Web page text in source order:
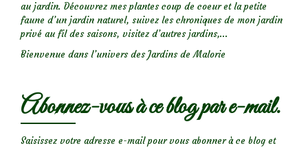
au jardin. Découvrez mes plantes coup de coeur et la petite
faune d’un jardin naturel, suivez les chroniques de mon jardin
privé au fil des saisons, visitez d’autres jardins,...
Bienvenue dans l’univers des Jardins de Malorie
Abonnez-vous à ce blog par e-mail.
Saisissez votre adresse e-mail pour vous abonner à ce blog et